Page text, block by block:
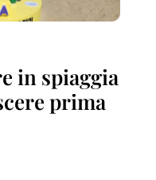
in spiaggia
prima